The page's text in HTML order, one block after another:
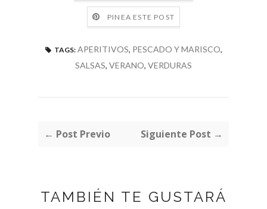
PINEA ESTE POST
TAGS: APERITIVOS, PESCADO Y MARISCO,
SALSAS, VERANO, VERDURAS
← Post Previo Siguiente Post →
TAMBIÉN TE GUSTARÁ